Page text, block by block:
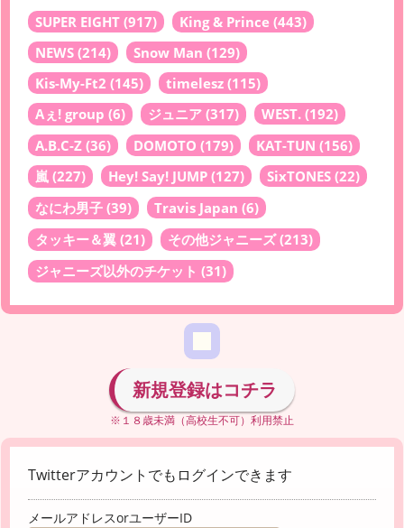
SUPER EIGHT (917) King & Prince (443)
NEWS (214) Snow Man (129)
Kis-My-Ft2 (145) timelesz (115)
Aぇ! group (6) ジュニア (317) WEST. (192)
A.B.C-Z (36) DOMOTO (179) KAT-TUN (156)
嵐 (227) Hey! Say! JUMP (127) SixTONES (22)
なにわ男子 (39) Travis Japan (6)
タッキー＆翼 (21) その他ジャニーズ(213)
ジャニーズ以外のチケット (31)
新規登録はコチラ
※１８歳未満（高校生不可）利用禁止
Twitterアカウントでもログインできます
メールアドレスorユーザーID